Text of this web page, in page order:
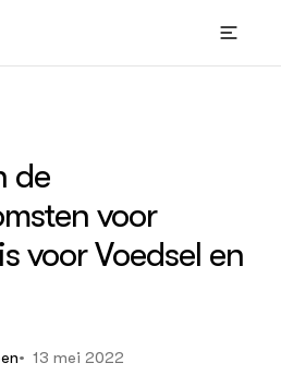
de
voor
voor Voedsel en
13 mei 2022